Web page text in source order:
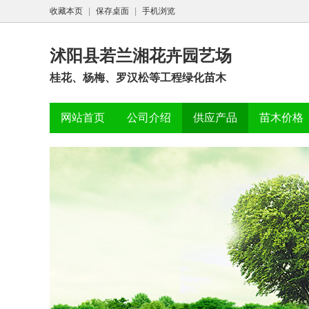
收藏本页 保存桌面 手机浏览
沭阳县若兰湘花卉园艺场
桂花、杨梅、罗汉松等工程绿化苗木
网站首页 公司介绍 供应产品 苗木价格